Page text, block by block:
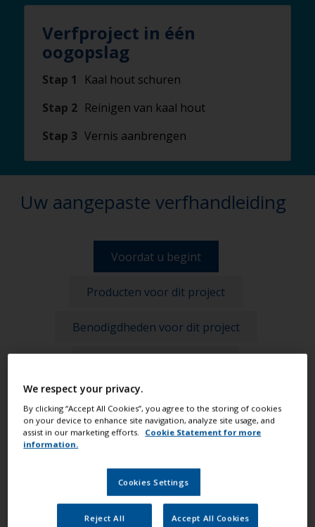
Verfproject in één
oogopslag
Stap 1
Kaal hout schuren
Stap 2 Reinigen van kaal hout
Stap 3 Vernis aanbrengen
Uw aangepaste verfhandleiding
Voordat u begint
Producten voor dit project
Benodigdheden voor dit project
Afvalverwerking
Houd met de volgende dingen rekening voordat u
aan een project begint, dan bereikt u de beste
We respect your privacy.
By clicking “Accept All Cookies”, you agree to the storing of cookies
on your device to enhance site navigation, analyze site usage, and
assist in our marketing efforts.
Cookie Statement for more
information.
Cookies Settings
Reject All Accept All Cookies